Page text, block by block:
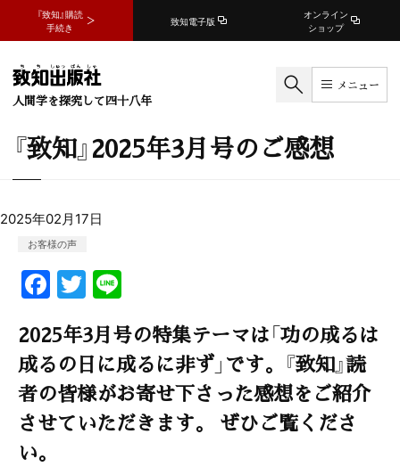
『致知』購読
手続き
致知電子版
オンライン
ショップ
人間学を探究して四十八年
メニュー
『致知』2025年3月号のご感想
2025年02月17日
お客様の声
F
a
c
e
b
o
T
w
itt
er
e
2025年3月号の特集テーマは「功の成るは
成るの日に成るに非ず」です。『致知』読
者の皆様がお寄せ下さった感想をご紹介
させていただきます。 ぜひご覧くださ
い。